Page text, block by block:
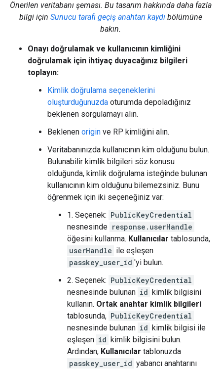
Önerilen veritabanı şeması. Bu tasarım hakkında daha fazla
bilgi için Sunucu tarafı geçiş anahtarı kaydıbölümüne
bakın.
Onayı doğrulamak ve kullanıcının kimliğini
doğrulamak için ihtiyaç duyacağınız bilgileri
toplayın:
Kimlik doğrulama seçeneklerini
oluşturduğunuzda oturumda depoladığınız
beklenen sorgulamayı alın.
Beklenen origin ve RP kimliğini alın.
Veritabanınızda kullanıcının kim olduğunu bulun.
Bulunabilir kimlik bilgileri söz konusu
olduğunda, kimlik doğrulama isteğinde bulunan
kullanıcının kim olduğunu bilemezsiniz. Bunu
öğrenmek için iki seçeneğiniz var:
1. Seçenek: PublicKeyCredential
nesnesinde response.userHandle
öğesini kullanma. Kullanıcılar tablosunda,
userHandle ile eşleşen
passkey_user_id 'yi bulun.
2. Seçenek: PublicKeyCredential
nesnesinde bulunan id kimlik bilgisini
kullanın. Ortak anahtar kimlik bilgileri
tablosunda, PublicKeyCredential
nesnesinde bulunan id kimlik bilgisi ile
eşleşen id kimlik bilgisini bulun.
Ardından, Kullanıcılar tablonuzda
passkey_user_id yabancı anahtarını